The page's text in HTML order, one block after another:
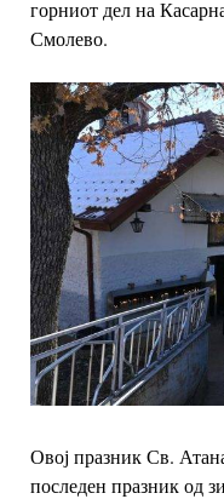
горниот дел на
Смолево.
Овој празник Св.
последен празник од